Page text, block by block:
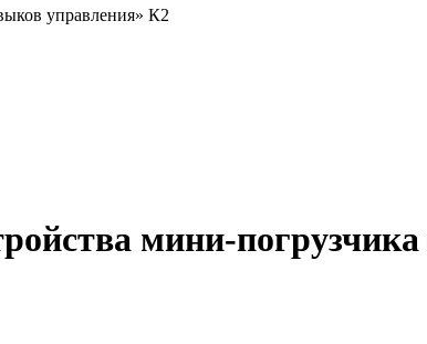
управления» К2
мини-